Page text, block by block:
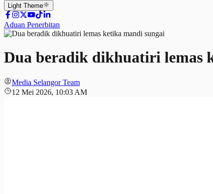
Light Theme
Aduan Penerbitan
Dua beradik dikhuatiri lemas
Media Selangor Team
12 Mei 2026, 10:03 AM